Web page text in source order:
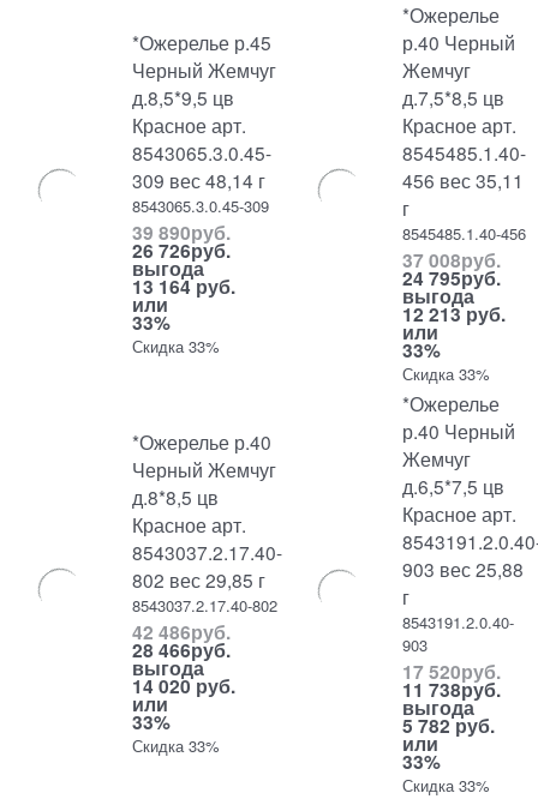
*Ожерелье р.45
Черный Жемчуг
д.8,5*9,5 цв
Красное арт.
8543065.3.0.45-
309 вес 48,14 г
8543065.3.0.45-309
39 890руб.
26 726руб.
выгода
13 164 руб.
или
33%
Скидка 33%
*Ожерелье
р.40 Черный
Жемчуг
д.7,5*8,5 цв
Красное арт.
8545485.1.40-
456 вес 35,11
г
8545485.1.40-456
37 008руб.
24 795руб.
выгода
12 213 руб.
или
33%
Скидка 33%
*Ожерелье р.40
Черный Жемчуг
д.8*8,5 цв
Красное арт.
8543037.2.17.40-
802 вес 29,85 г
8543037.2.17.40-802
42 486руб.
28 466руб.
выгода
14 020 руб.
или
33%
Скидка 33%
*Ожерелье
р.40 Черный
Жемчуг
д.6,5*7,5 цв
Красное арт.
903 вес 25,88
г
8543191.2.0.40-
903
17 520руб.
11 738руб.
выгода
5 782 руб.
или
33%
Скидка 33%